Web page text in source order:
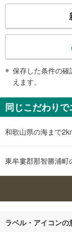
検
知
を
け
・
条
を
イ
保存した条件の
えます。
同じこだわり
和歌山県の海まで
東牟婁郡那智勝浦
ラベル・アイコンの